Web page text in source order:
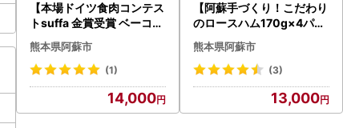
【本場ドイツ食肉コンテス
トsuffa 金賞受賞 ベーコン
スライス170g×3 ベーコン
ブロック260g～290g×1
】小分けパック 約770～8
00g ひばり工房 おつまみ
豚肉 スモーク ベーコン ス
ライス ふるさと納税 ひば
熊本県阿蘇市
(1)
14,000
【阿蘇手づくり！こだわり
のロースハム170g×4パッ
ク 計680ｇ 小分けでお届
け】 ひばり工房 ふるさと
納税ハム ロースハム ハム
スライス 豚肉 ふるさと納
税ハム 阿蘇 惣菜 おつまみ
スライス 真空パック 冷蔵
熊本県阿蘇市
(3)
13,000